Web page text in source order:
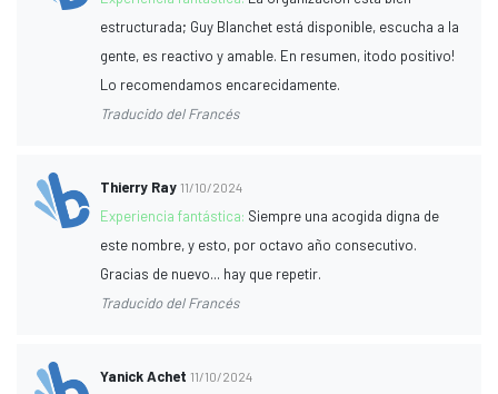
estructurada; Guy Blanchet está disponible, escucha a la
gente, es reactivo y amable. En resumen, ¡todo positivo!
Lo recomendamos encarecidamente.
Traducido del Francés
Thierry Ray 11/10/2024
Experiencia fantástica: Siempre una acogida digna de
este nombre, y esto, por octavo año consecutivo.
Gracias de nuevo... hay que repetir.
Traducido del Francés
Yanick Achet 11/10/2024